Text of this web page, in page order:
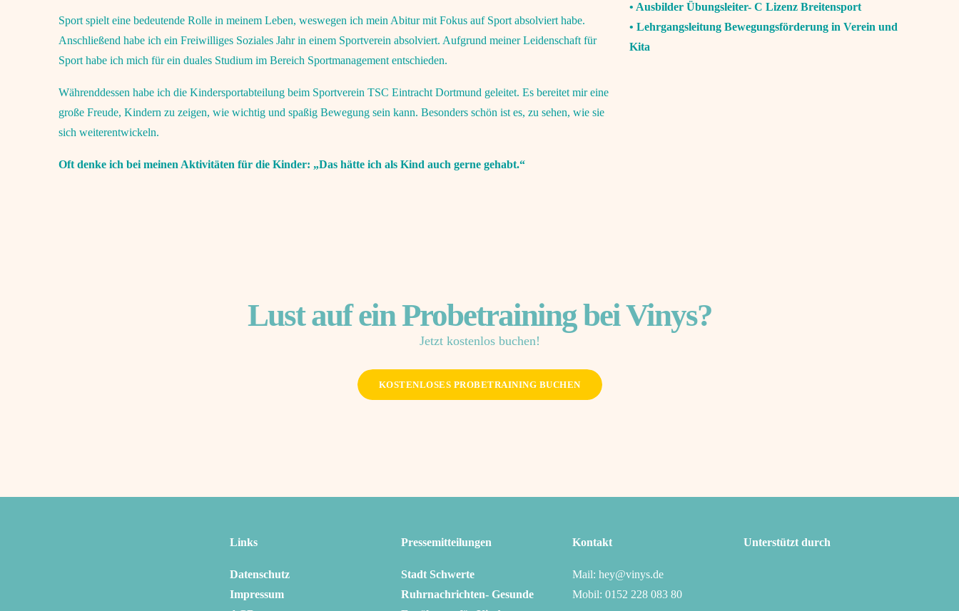
Sport spielt eine bedeutende Rolle in meinem Leben, weswegen ich mein Abitur mit Fokus auf Sport absolviert habe.
Anschließend habe ich ein Freiwilliges Soziales Jahr in einem Sportverein absolviert. Aufgrund meiner Leidenschaft für
Sport habe ich mich für ein duales Studium im Bereich Sportmanagement entschieden.
Währenddessen habe ich die Kindersportabteilung beim Sportverein TSC Eintracht Dortmund geleitet. Es bereitet mir eine
große Freude, Kindern zu zeigen, wie wichtig und spaßig Bewegung sein kann. Besonders schön ist es, zu sehen, wie sie
sich weiterentwickeln.
Oft denke ich bei meinen Aktivitäten für die Kinder: „Das hätte ich als Kind auch gerne gehabt.“
• Ausbilder Übungsleiter- C Lizenz Breitensport
• Lehrgangsleitung Bewegungsförderung in Verein und
Kita
Lust auf ein Probetraining bei Vinys?
Jetzt kostenlos buchen!
KOSTENLOSES PROBETRAINING BUCHEN
Links
Datenschutz
Impressum
Pressemitteilungen
Stadt Schwerte
Ruhrnachrichten- Gesunde
Kontakt
Mail: hey@vinys.de
Mobil: 0152 228 083 80
Unterstützt durch